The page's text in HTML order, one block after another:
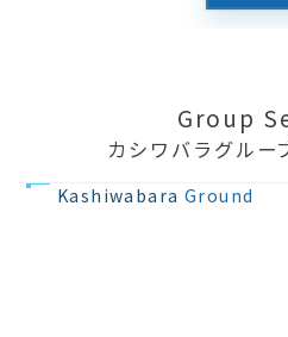
Group
カシワバラグルー
Kashiwabara Ground